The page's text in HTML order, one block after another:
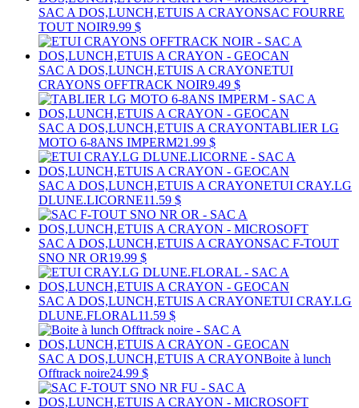
SAC A DOS,LUNCH,ETUIS A CRAYONSAC FOURRE
TOUT NOIR9.99 $
SAC A DOS,LUNCH,ETUIS A CRAYONETUI
CRAYONS OFFTRACK NOIR9.49 $
SAC A DOS,LUNCH,ETUIS A CRAYONTABLIER LG
MOTO 6-8ANS IMPERM21.99 $
SAC A DOS,LUNCH,ETUIS A CRAYONETUI CRAY.LG
DLUNE.LICORNE11.59 $
SAC A DOS,LUNCH,ETUIS A CRAYONSAC F-TOUT
SNO NR OR19.99 $
SAC A DOS,LUNCH,ETUIS A CRAYONETUI CRAY.LG
DLUNE.FLORAL11.59 $
SAC A DOS,LUNCH,ETUIS A CRAYONBoite à lunch
Offtrack noire24.99 $